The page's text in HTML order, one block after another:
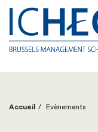
Fil
Accueil Evènements